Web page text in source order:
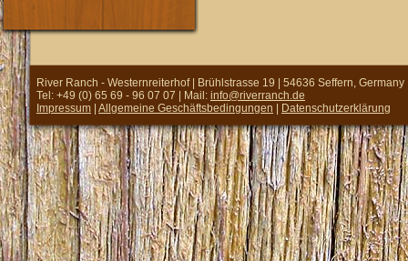
River Ranch - Westernreiterhof | Brühlstrasse 19 | 54636 Seffern, Germany
Tel: +49 (0) 65 69 - 96 07 07 | Mail: info@riverranch.de
Impressum Allgemeine Geschäftsbedingungen Datenschutzerklärung